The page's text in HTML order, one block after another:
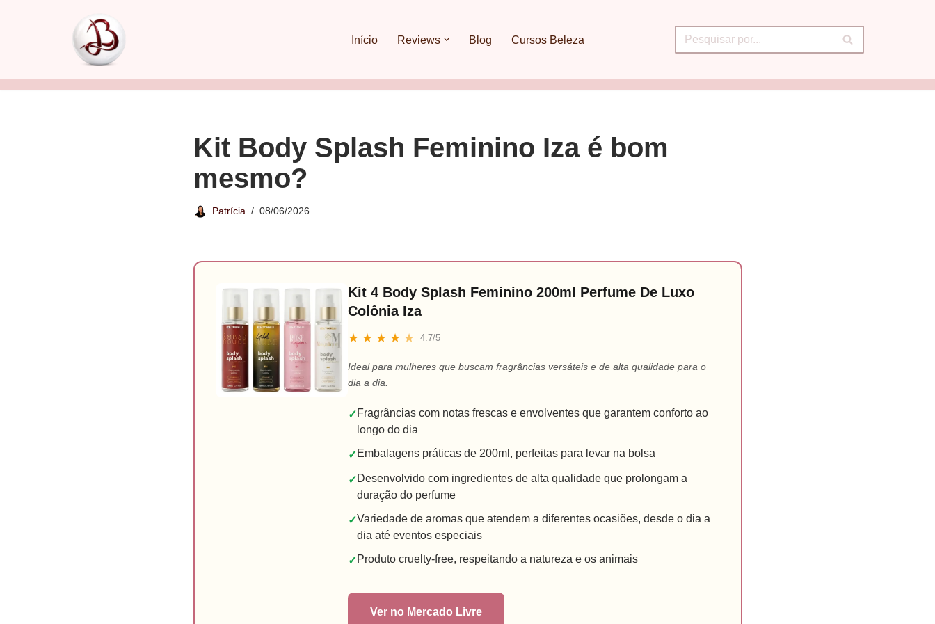
o
Início Reviews Blog Cursos Beleza
Kit Body Splash Feminino Iza é bom
mesmo?
Patrícia 08/06/2026
Kit 4 Body Splash Feminino 200ml Perfume De Luxo
Colônia Iza
★ ★ ★ ★ ★ 4.7/5
Ideal para mulheres que buscam fragrâncias versáteis e de alta qualidade para o
dia a dia.
✓Fragrâncias com notas frescas e envolventes que garantem conforto ao
longo do dia
✓Embalagens práticas de 200ml, perfeitas para levar na bolsa
✓Desenvolvido com ingredientes de alta qualidade que prolongam a
duração do perfume
✓Variedade de aromas que atendem a diferentes ocasiões, desde o dia a
dia até eventos especiais
✓Produto cruelty-free, respeitando a natureza e os animais
Ver no Mercado Livre